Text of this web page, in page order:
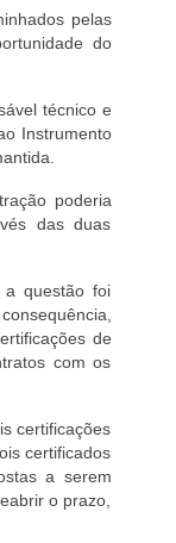
pelas
do
técnico e
Instrumento
poderia
das duas
a questão foi
de
com os
certificações
certificados
a serem
o prazo,